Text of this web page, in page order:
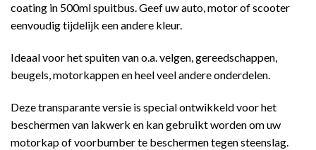
coating in 500ml spuitbus. Geef uw auto, motor of scooter
eenvoudig tijdelijk een andere kleur.
Ideaal voor het spuiten van o.a. velgen, gereedschappen,
beugels, motorkappen en heel veel andere onderdelen.
Deze transparante versie is special ontwikkeld voor het
beschermen van lakwerk en kan gebruikt worden om uw
motorkap of voorbumber te beschermen tegen steenslag.